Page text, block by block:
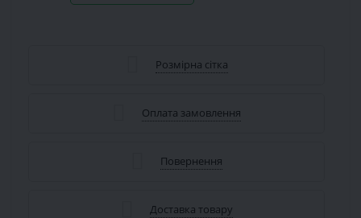
Розмірна сітка
Оплата замовлення
Повернення
Доставка товару